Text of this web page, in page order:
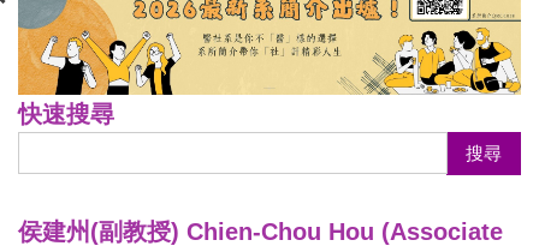
快速搜尋
搜尋
侯建州(副教授) Chien-Chou Hou (Associate